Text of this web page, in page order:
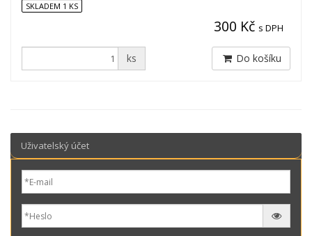
SKLADEM 1 KS
300 Kč s DPH
ks Do košíku
Uživatelský účet